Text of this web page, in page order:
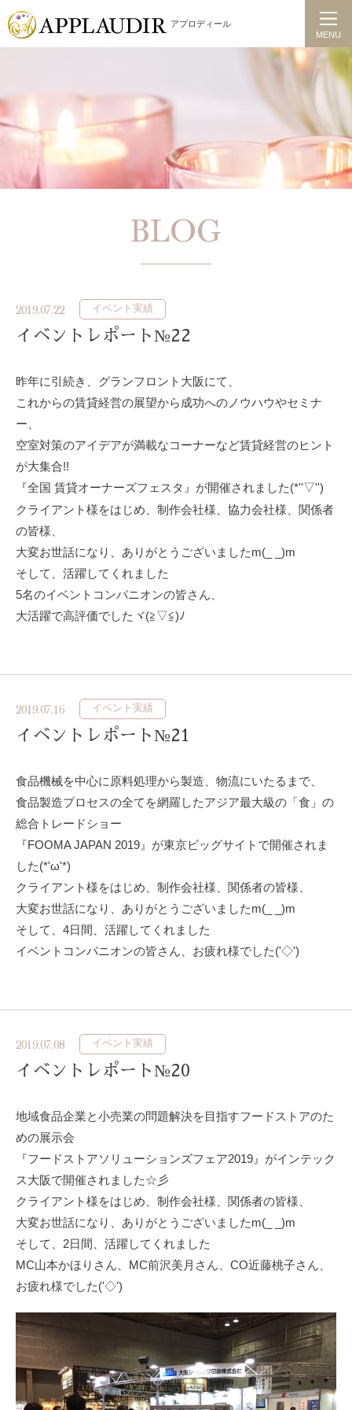
アプロディール
MENU
BLOG
2019.07.22 イベント実績
イベントレポート№22
昨年に引続き、グランフロント大阪にて、
これからの賃貸経営の展望から成功へのノウハウやセミナ
ー、
空室対策のアイデアが満載なコーナーなど賃貸経営のヒント
が大集合!!
『全国 賃貸オーナーズフェスタ』が開催されました(*''▽'')
クライアント様をはじめ、制作会社様、協力会社様、関係者
の皆様、
大変お世話になり、ありがとうございましたm(_ _)m
そして、活躍してくれました
5名のイベントコンパニオンの皆さん、
大活躍で高評価でしたヾ(≧▽≦)ﾉ
2019.07.16 イベント実績
イベントレポート№21
食品機械を中心に原料処理から製造、物流にいたるまで、
食品製造プロセスの全てを網羅したアジア最大級の「食」の
総合トレードショー
『FOOMA JAPAN 2019 』が東京ビッグサイトで開催されま
した(*'ω'*)
クライアント様をはじめ、制作会社様、関係者の皆様、
大変お世話になり、ありがとうございましたm(_ _)m
そして、 4日間、活躍してくれました
イベントコンパニオンの皆さん、お疲れ様でした('◇')
2019.07.08 イベント実績
イベントレポート№20
地域食品企業と小売業の問題解決を目指すフードストアのた
めの展示会
『フードストアソリューションズフェア2019 』がインテック
ス大阪で開催されました☆彡
クライアント様をはじめ、制作会社様、関係者の皆様、
大変お世話になり、ありがとうございましたm(_ _)m
そして、 2日間、活躍してくれました
MC山本かほりさん、 MC前沢美月さん、 CO近藤桃子さん、
お疲れ様でした('◇')